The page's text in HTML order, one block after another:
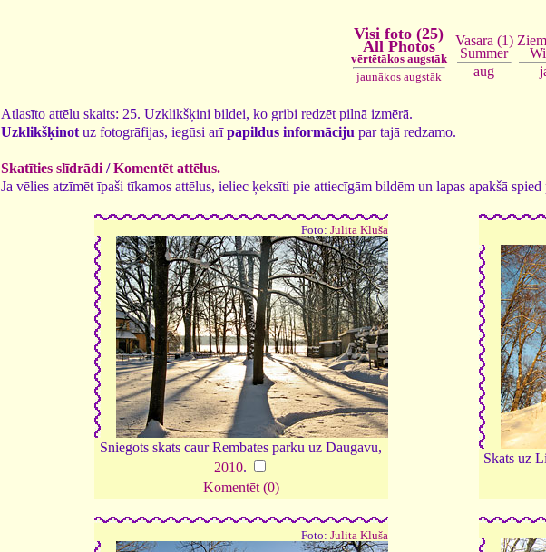
Visi foto (25)
All Photos
vērtētākos augstāk
jaunākos augstāk
Vasara (1)
Summer
aug
Atlasīto attēlu skaits: 25. Uzklikšķini bildei, ko gribi redzēt pilnā izmērā.
Uzklikšķinot uz fotogrāfijas, iegūsi arīpapildus informāciju par tajā redzamo.
Skatīties slīdrādi /Komentēt attēlus.
Ja vēlies atzīmēt īpaši tīkamos attēlus, ieliec ķeksīti pie attiecīgām bildēm un lapas apakšā
Foto: Julita Kluša
Sniegots skats caur Rembates parku uz Daugavu,
2010.
Komentēt (0)
Skats uz
Foto: Julita Kluša